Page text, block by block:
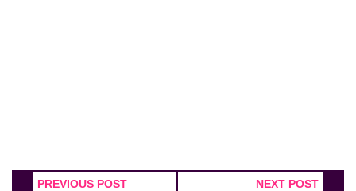
PREVIOUS POST NEXT POST